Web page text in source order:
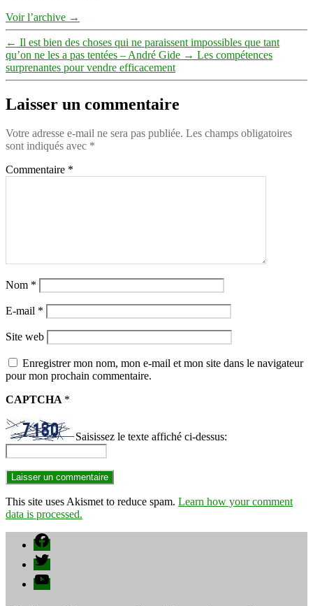
Voir l’archive →
← Il est bien des choses qui ne paraissent impossibles que tant
qu’on ne les a pas tentées – André Gide → Les compétences
surprenantes pour vendre efficacement
Laisser un commentaire
Votre adresse e-mail ne sera pas publiée. Les champs obligatoires
sont indiqués avec *
Commentaire *
Nom *
E-mail *
Site web
Enregistrer mon nom, mon e-mail et mon site dans le navigateur
pour mon prochain commentaire.
CAPTCHA *
Saisissez le texte affiché ci-dessus:
This site uses Akismet to reduce spam. Learn how your comment
data is processed.
Facebook
Twitter
YouTube